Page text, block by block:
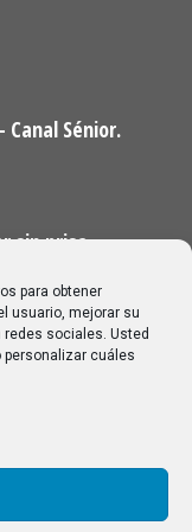
para obtener
usuario, mejorar su
sociales. Usted
cuáles
Canal Sénior.
sin prisa
Política de cookies